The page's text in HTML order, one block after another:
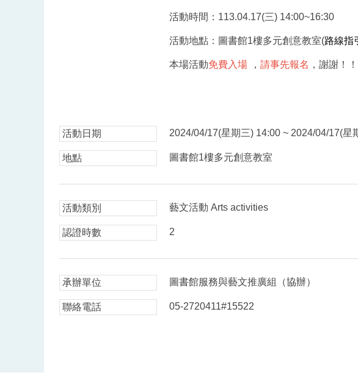
活動時間：113.04.17(三) 14:00~16:30
活動地點：圖書館1樓多元創意教室(路線指引
本場活動免費入場 ， 請事先報名 ，謝謝！！
活動日期 2024/04/17(星期三) 14:00 ~ 2024/04/17(星
地點 圖書館1樓多元創意教室
活動類別 藝文活動 Arts activities
認證時數 2
承辦單位 圖書館服務與藝文推廣組（協辦）
聯絡電話 05-2720411#15522